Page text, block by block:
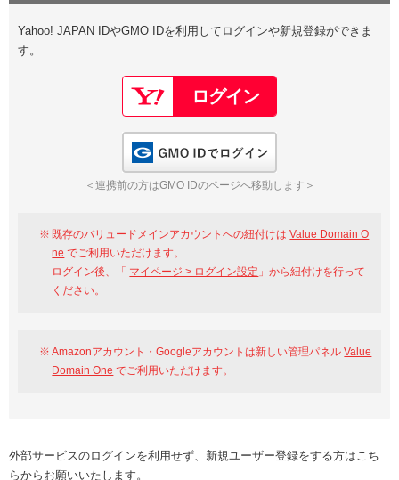
Google
GMO ID Amazon
※AmazonはValue Domain Oneのログイン画面へ遷移します
Value Domain Oneアカウント作成
以下でも登録可能
Google Yahoo!
GMO ID
Yahoo! JAPAN IDやGMO IDを利用してログインや新規登録ができま
す。
＜連携前の方はGMO IDのページへ移動します＞
既存のバリュードメインアカウントへの紐付けはValue Domain O
ne でご利用いただけます。
ログイン後、「 マイページ > ログイン設定 」から紐付けを行って
ください。
Amazonアカウント・Googleアカウントは新しい管理パネルValue
Domain One でご利用いただけます。
外部サービスのログインを利用せず、新規ユーザー登録をする方はこち
らからお願いいたします。